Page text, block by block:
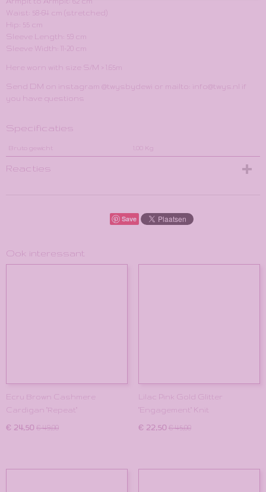
Waist: 58-64 cm (stretched)
Hip: 55 cm
Sleeve Length: 59 cm
Sleeve Width: 11-20 cm
Here worn with size S/M > 1.65m
Send DM on instagram @twysbydewi or mailto: info@twys.nl if
you have questions
Specificaties
Bruto gewicht 1,00 Kg
Reacties
Save
Ook interessant
Ecru Brown Cashmere
Cardigan "Repeat"
€ 24,50 € 49,00
Lilac Pink Gold Glitter
"Engagement" Knit
€ 22,50 € 45,00